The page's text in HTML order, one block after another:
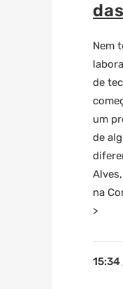
Nem
de
um
de
na
>
15:34